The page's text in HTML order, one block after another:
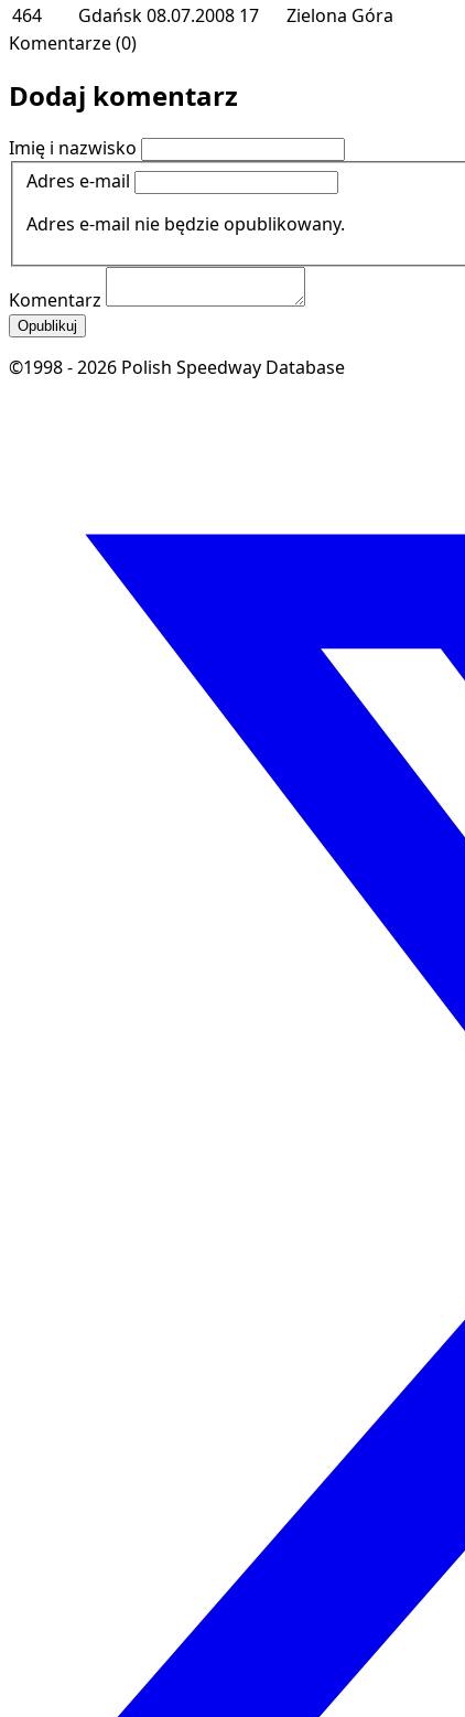
464
Gdańsk08.07.2008 17
Zielona Góra
Komentarze (0)
Dodaj komentarz
Imię i nazwisko
Adres e-mail
Adres e-mail nie będzie opublikowany.
Komentarz
Opublikuj
©1998 - 2026 Polish Speedway Database